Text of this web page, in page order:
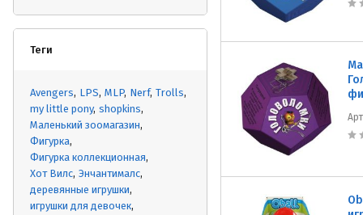
Теги
Avengers LPS MLP Nerf Trolls
my little pony shopkins
Маленький зоомагазин
Фигурка
Фигурка коллекционная
Хот Вилс Энчантималс
деревянные игрушки
игрушки для девочек